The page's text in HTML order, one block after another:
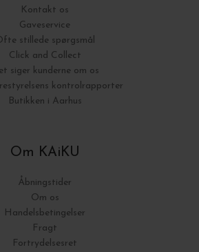
Kontakt os
Gaveservice
stillede spørgsmål
Click and Collect
siger kunderne om os
kontrolrapporter
Butikken i Aarhus
Om KAiKU
Åbningstider
Om os
Handelsbetingelser
Fragt
Fortrydelsesret